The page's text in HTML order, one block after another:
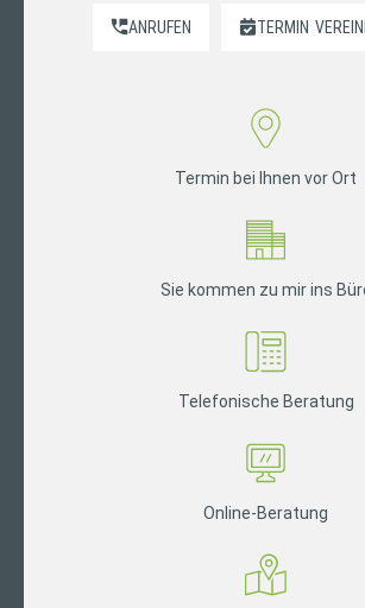
ANRUFEN TERMIN
Termin bei Ihnen vor Ort
Sie kommen zu mir ins
Telefonische Beratung
Online-Beratung